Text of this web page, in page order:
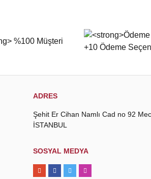
ADRES
Şehit Er Cihan Namlı Cad no 92
İSTANBUL
SOSYAL MEDYA